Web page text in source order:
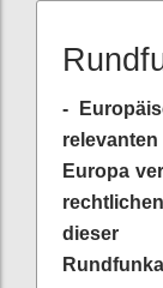
-
Europa
dieser